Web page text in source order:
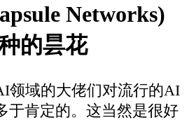
Networks)
的昙花
领域的大佬们对流行的AI
于肯定的。这当然是很好